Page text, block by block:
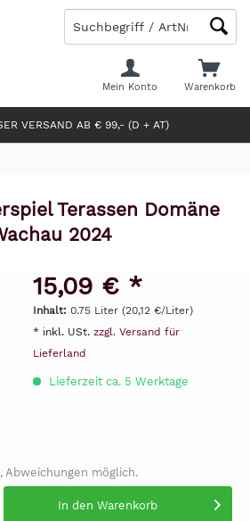
VERSAND AB € 99,- (D + AT)
Warenkorb
Mein Konto
Terassen Domäne
2024
15,09 € *
Inhalt: 0.75 Liter (20,12 €/Liter)
* inkl. USt. zzgl. Versand für
Lieferland
Lieferzeit ca. 5 Werktage
Abweichungen möglich.
In den Warenkorb